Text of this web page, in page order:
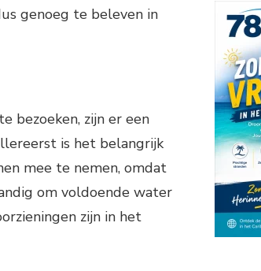
genoeg te beleven in
bezoeken, zijn er een
is het belangrijk
mee te nemen, omdat
om voldoende water
zijn in het